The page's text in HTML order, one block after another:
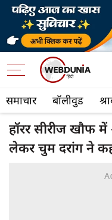
समाचार बॉलीवुड
हॉरर सीरीज खौफ
लेकर चुम दरांग ने